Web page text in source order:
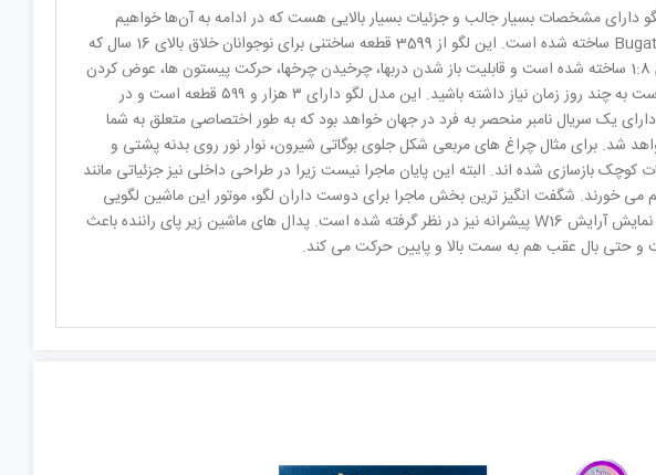
مشخصات بسیار جالب و جزئیات بسیار بالایی هست که در ادامه به آن‌ها خواهیم
پرداخت. این لگو از روی یک نمونه ماشین افسانه ای بوگاتی شیرون Bugatti Chiron ساخته شده است. این لگو از 3599 قطعه ساختنی برای نوجوانان خلاق بالای 16 سال که
علاقه مند به لگو های پیچیده هستند تشکیل شده است. این ماشین در مقیاس 1:8 ساخته شده است و قابلیت باز شدن دربها، چرخیدن چرخها، حرکت پیستون ها، عوض کردن
دنده، چرخیدن فرمان و …. را خواهد داشت. البته برای سرهم کردن آن ممکن است به چند روز زمان نیاز داشته باشید. این مدل لگو دارای ۳ هزار و ۵۹۹ قطعه است و در
یک سریال نامبر منحصر به فرد در جهان خواهد بود که به طور اختصاصی متعلق به شما
بی نظیری خواهد شد. برای مثال چراغ های مربعی شکل جلوی بوگاتی شیرون، نوار نور روی بدنه پشتی و
بازسازی شده اند. البته این پایان ماجرا نیست زیرا در طراحی داخلی نیز جزئیاتی مانند
خورند. شگفت انگیز ترین بخش ماجرا برای دوست داران لگو، موتور این ماشین لگویی
است زیرا پیستون های کوچک آن حرکت می کند و حتی جزئیات مورد نیاز برای نمایش آرایش W16 پیشرانه نیز در نظر گرفته شده است. پدال های ماشین زیر پای راننده باعث
حتی بال عقب هم به سمت بالا و پایین حرکت می کند.